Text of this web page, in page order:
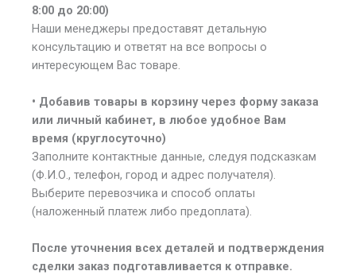
8:00 до 20:00)
Наши менеджеры предоставят детальную
консультацию и ответят на все вопросы о
интересующем Вас товаре.
• Добавив товары в корзину через форму заказа
или личный кабинет, в любое удобное Вам
время (круглосуточно)
Заполните контактные данные, следуя подсказкам
(Ф.И.О., телефон, город и адрес получателя).
Выберите перевозчика и способ оплаты
(наложенный платеж либо предоплата).
После уточнения всех деталей и подтверждения
сделки заказ подготавливается к отправке.